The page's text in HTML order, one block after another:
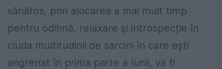
sănătos, prin alocarea a mai mult timp
pentru odihnă, relaxare și introspecție în
ciuda multitudinii de sarcini în care ești
angrenat în prima parte a lunii, va fi